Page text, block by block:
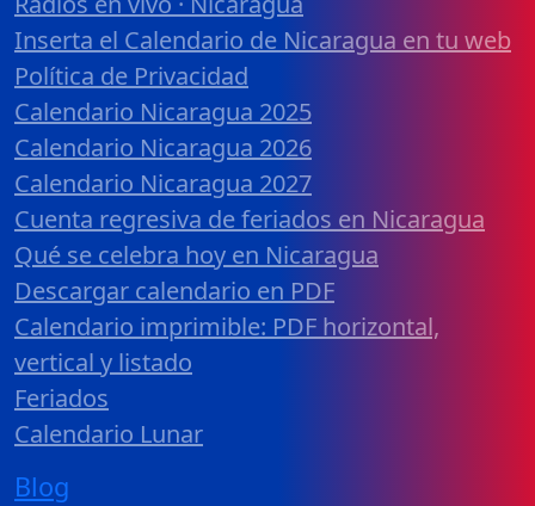
Inserta el Calendario de Nicaragua en tu web
Política de Privacidad
Calendario Nicaragua 2025
Calendario Nicaragua 2026
Calendario Nicaragua 2027
Cuenta regresiva de feriados en Nicaragua
Qué se celebra hoy en Nicaragua
Descargar calendario en PDF
Calendario imprimible: PDF horizontal,
vertical y listado
Feriados
Calendario Lunar
Blog